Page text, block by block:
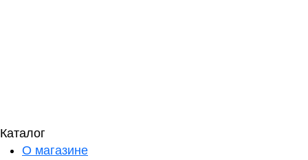
Каталог
О магазине